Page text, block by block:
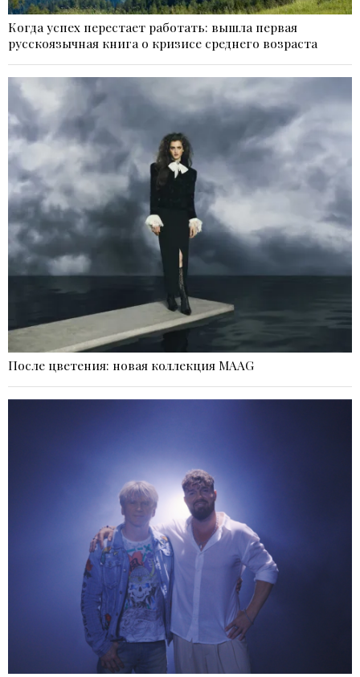
Когда успех перестает работать: вышла первая
русскоязычная книга о кризисе среднего возраста
После цветения: новая коллекция MAAG